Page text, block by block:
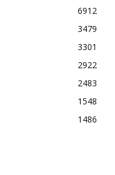
6912
3479
3301
2922
2483
1548
1486